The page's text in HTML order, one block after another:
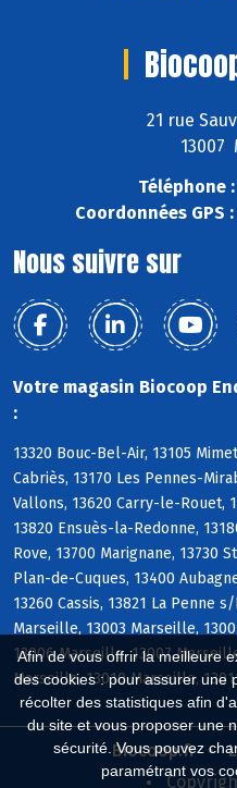
Afin de vous offrir la meilleure
des cookies : pour assurer une
récolter des statistiques afin
du site et vous proposer une
sécurité. Vous pouvez
paramétrant vos
21 rue
13007
Téléphone :
Coordonnées GPS :
Nous suivre sur
Votre magasin Biocoop
:
13320 Bouc-Bel-Air, 13105
Cabriès, 13170 Les Pennes-
Vallons, 13620 Carry-le-Rouet,
13820 Ensuès-la-Redonne,
Rove, 13700 Marignane, 13730
Plan-de-Cuques, 13400
13260 Cassis, 13821 La Penne
Marseille, 13003 Marseille,
13006 Marseille, 13007
Marseille, 13010 Marseille,
Biocoop.fr